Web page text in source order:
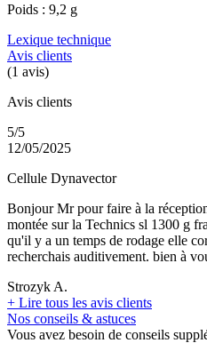
Poids : 9,2 g
Lexique technique
Avis clients
(1 avis)
Avis clients
5/5
12/05/2025
Cellule Dynavector
Bonjour Mr pour faire à la
montée sur la Technics sl 1300 g
qu'il y a un temps de rodage elle
recherchais auditivement. bien à
Strozyk A.
+ Lire tous les avis clients
Nos conseils & astuces
Vous avez besoin de conseils